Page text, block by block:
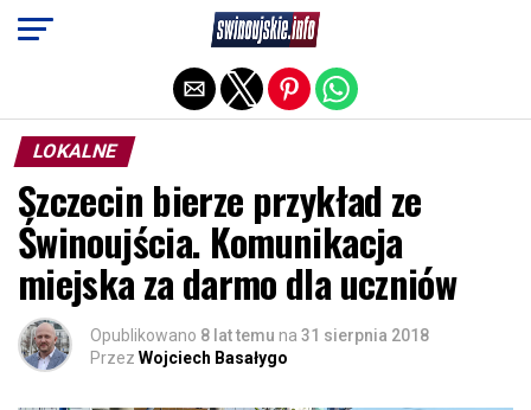
LOKALNE
Szczecin bierze przykład ze
Świnoujścia. Komunikacja
miejska za darmo dla uczniów
Opublikowano 8 lat temu na 31 sierpnia 2018
Przez Wojciech Basałygo
Exit mobile version